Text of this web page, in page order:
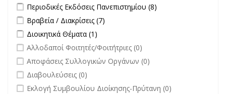
Apply Περιοδικές Εκδόσεις Πανεπιστημίου filter
Περιοδικές Εκδόσεις Πανεπιστημίου (8)
Apply Βραβεία / Διακρίσεις filter
Βραβεία / Διακρίσεις (7)
Apply Διοικητικά Θέματα filter
Διοικητικά Θέματα (1)
undefined
Αλλοδαποί Φοιτητές/Φοιτήτριες (0)
undefined
Αποφάσεις Συλλογικών Οργάνων (0)
undefined
Διαβουλεύσεις (0)
undefined
Εκλογή Συμβουλίου Διοίκησης-Πρύτανη (0)